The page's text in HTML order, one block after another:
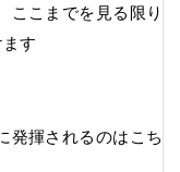
ここまでを見る限り
す
発揮されるのはこち